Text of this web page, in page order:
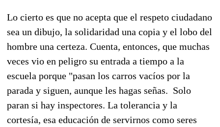
Lo cierto es que no acepta que el respeto ciudadano
sea un dibujo, la solidaridad una copia y el lobo del
hombre una certeza. Cuenta, entonces, que muchas
veces vio en peligro su entrada a tiempo a la
escuela porque "pasan los carros vacíos por la
parada y siguen, aunque les hagas señas. Solo
paran si hay inspectores. La tolerancia y la
cortesía, esa educación de servirnos como seres